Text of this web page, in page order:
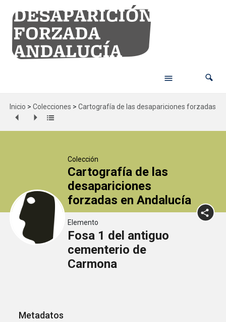
Inicio > Colecciones > Cartografía de las desapariciones forzadas
Colección
Cartografía de las
desapariciones
forzadas en Andalucía
Elemento
Fosa 1 del antiguo
cementerio de
Carmona
Metadatos